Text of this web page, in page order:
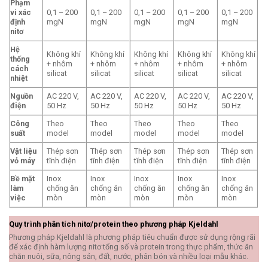
Phạm
vi xác
định
nitơ
0,1 – 200
mgN
0,1 – 200
mgN
0,1 – 200
mgN
0,1 – 200
mgN
0,1 – 200
mgN
Hệ
thống
cách
nhiệt
Không khí
+ nhôm
silicat
Không khí
+ nhôm
silicat
Không khí
+ nhôm
silicat
Không khí
+ nhôm
silicat
Không khí
+ nhôm
silicat
Nguồn
điện
AC 220 V,
50 Hz
AC 220 V,
50 Hz
AC 220 V,
50 Hz
AC 220 V,
50 Hz
AC 220 V,
50 Hz
Công
suất
Theo
model
Theo
model
Theo
model
Theo
model
Theo
model
Vật liệu
vỏ máy
Thép sơn
tĩnh điện
Thép sơn
tĩnh điện
Thép sơn
tĩnh điện
Thép sơn
tĩnh điện
Thép sơn
tĩnh điện
Bề mặt
làm
việc
Inox
chống ăn
mòn
Inox
chống ăn
mòn
Inox
chống ăn
mòn
Inox
chống ăn
mòn
Inox
chống ăn
mòn
Quy trình phân tích nitơ/protein theo phương pháp Kjeldahl
Phương pháp Kjeldahl là phương pháp tiêu chuẩn được sử dụng rộng rãi
để xác định hàm lượng nitơ tổng số và protein trong thực phẩm, thức ăn
chăn nuôi, sữa, nông sản, đất, nước, phân bón và nhiều loại mẫu khác.